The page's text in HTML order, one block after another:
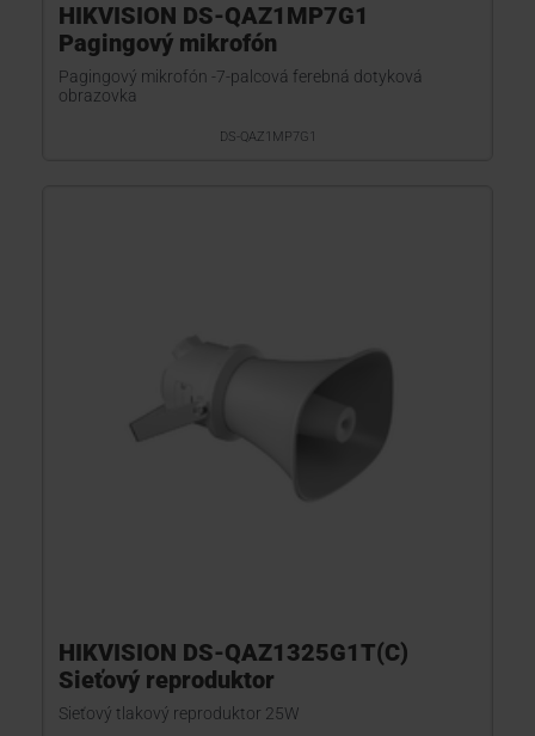
HIKVISION DS-QAZ1MP7G1
Pagingový mikrofón
Pagingový mikrofón -7-palcová ferebná dotyková
obrazovka
DS-QAZ1MP7G1
HIKVISION DS-QAZ1325G1T(C)
Sieťový reproduktor
Sieťový tlakový reproduktor 25W